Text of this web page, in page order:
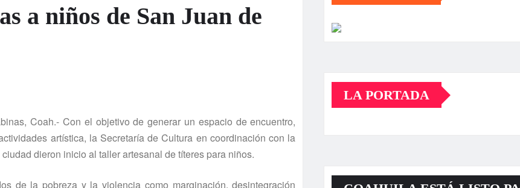
a niños de San Juan de
Coah.- Con el objetivo de generar un espacio de encuentro,
artí­stica, la Secretarí­a de Cultura en coordinación con la
dieron inicio al taller artesanal de tí­teres para niños.
de la pobreza y la violencia como marginación, desintegración
LA PORTADA